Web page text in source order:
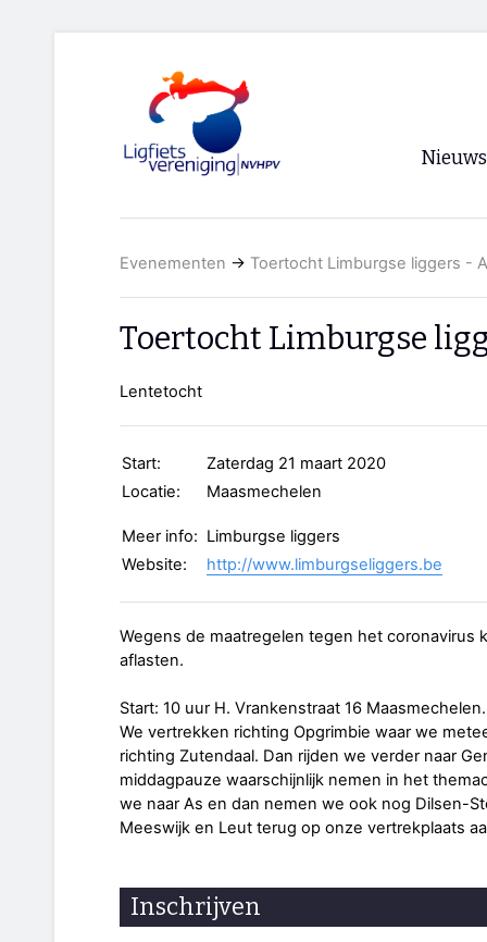
Nieuws
RSS
Evenementen → Toertocht Limburgse liggers -
Toertocht Limburgse
Lentetocht
Start:
Zaterdag 21 maart 2020
Locatie:
Maasmechelen
Meer info: Limburgse liggers
Website:
http://www.limburgseliggers.be
Wegens de maatregelen tegen het coronavirus
aflasten.
Start: 10 uur H. Vrankenstraat 16 Maasmechelen.
We vertrekken richting Opgrimbie waar we
richting Zutendaal. Dan rijden we verder naar
middagpauze waarschijnlijk nemen in het
we naar As en dan nemen we ook nog Dilsen-
Meeswijk en Leut terug op onze vertrekplaats
Inschrijven